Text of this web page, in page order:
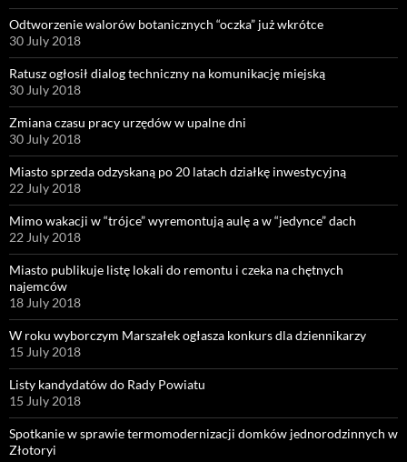
Odtworzenie walorów botanicznych “oczka” już wkrótce
30 July 2018
Ratusz ogłosił dialog techniczny na komunikację miejską
30 July 2018
Zmiana czasu pracy urzędów w upalne dni
30 July 2018
Miasto sprzeda odzyskaną po 20 latach działkę inwestycyjną
22 July 2018
Mimo wakacji w “trójce” wyremontują aulę a w “jedynce” dach
22 July 2018
Miasto publikuje listę lokali do remontu i czeka na chętnych
najemców
18 July 2018
W roku wyborczym Marszałek ogłasza konkurs dla dziennikarzy
15 July 2018
Listy kandydatów do Rady Powiatu
15 July 2018
Spotkanie w sprawie termomodernizacji domków jednorodzinnych w
Złotoryi